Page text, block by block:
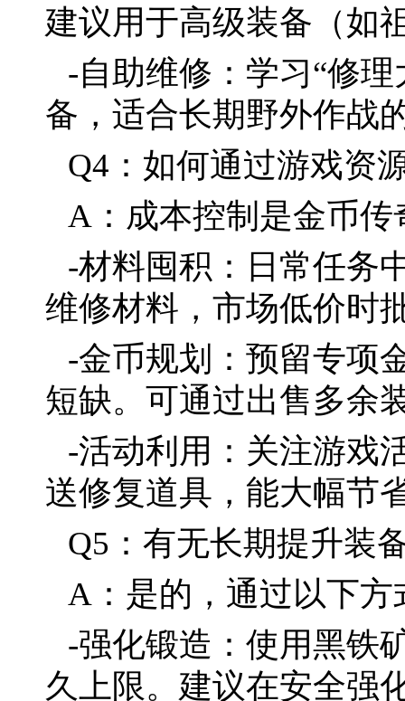
建议用于高级装备（如
-自助维修：学习“修
备，适合长期野外作战
Q4：如何通过游戏资
A：成本控制是金币
-材料囤积：日常任务
维修材料，市场低价时
-金币规划：预留专项
短缺。可通过出售多余
-活动利用：关注游戏
送修复道具，能大幅节
Q5：有无长期提升装
A：是的，通过以下
-强化锻造：使用黑铁
久上限。建议在安全强